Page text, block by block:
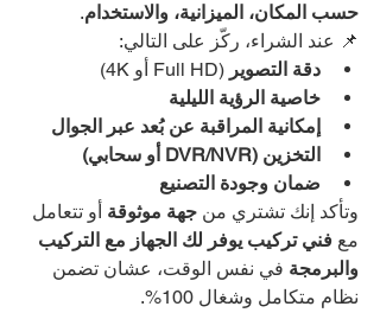
حسب المكان، الميزانية، والاستخدام.
📌 عند الشراء، ركّز على التالي:
دقة التصوير (Full HD أو 4K)
خاصية الرؤية الليلية
إمكانية المراقبة عن بُعد عبر الجوال
التخزين (DVR/NVR أو سحابي)
ضمان وجودة التصنيع
وتأكد إنك تشتري من جهة موثوقة أو تتعامل
مع فني تركيب يوفر لك الجهاز مع التركيب
والبرمجة في نفس الوقت، عشان تضمن
نظام متكامل وشغال 100%.